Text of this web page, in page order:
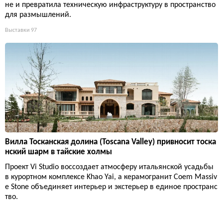
не и превратила техническую инфраструктуру в пространство
для размышлений.
Выставки 97
Вилла Тосканская долина (Toscana Valley) привносит тоска
нский шарм в тайские холмы
Проект Vi Studio воссоздает атмосферу итальянской усадьбы
в курортном комплексе Khao Yai, а керамогранит Coem Massiv
e Stone объединяет интерьер и экстерьер в единое пространс
тво.